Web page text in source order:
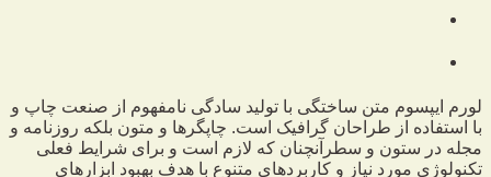
لورم ایپسوم متن ساختگی با تولید سادگی نامفهوم از صنعت چاپ و
با استفاده از طراحان گرافیک است. چاپگرها و متون بلکه روزنامه و
مجله در ستون و سطرآنچنان که لازم است و برای شرایط فعلی
تکنولوژی مورد نیاز و کاربردهای متنوع با هدف بهبود ابزارهای